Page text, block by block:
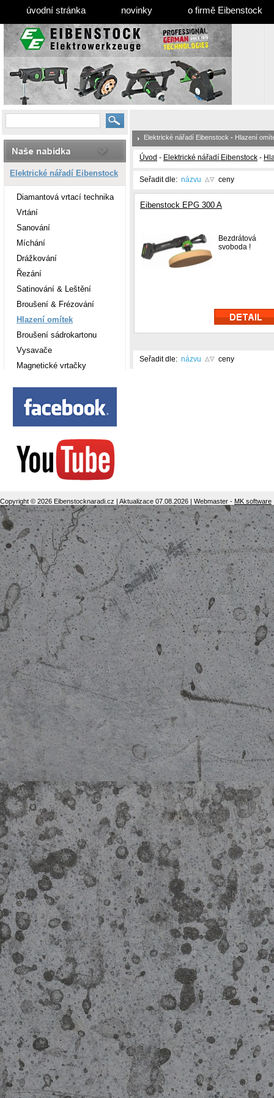
úvodní stránka novinky o firmě Eibenstock
Elektrické nářadí Eibenstock
Diamantová vrtací technika
Vrtání
Sanování
Míchání
Drážkování
Řezání
Satinování & Leštění
Broušení & Frézování
Hlazení omítek
Broušení sádrokartonu
Vysavače
Magnetické vrtačky
Elektrické nářadí Eibenstock - Hlazení
Úvod - Elektrické nářadí Eibenstock -
Seřadit dle: názvu ceny
Eibenstock EPG 300 A
Bezdrátová
svoboda !
Seřadit dle: názvu ceny
Copyright © 2026 Eibenstocknaradi.cz | Aktualizace 07.08.2026 | Webmaster - MK software